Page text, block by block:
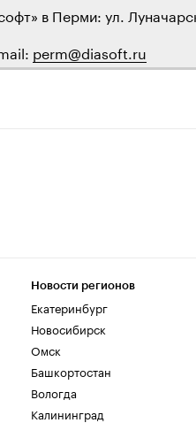
в Перми: ул.
perm@diasoft.ru
Новости регионов
Екатеринбург
Новосибирск
Омск
Башкортостан
Вологда
Калининград